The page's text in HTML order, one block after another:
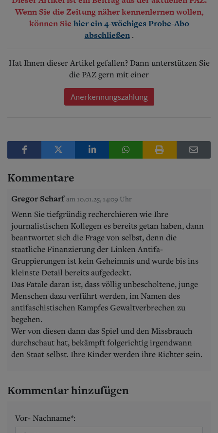
Wenn Sie die Zeitung näher kennenlernen wollen,
können Sie hier ein 4-wöchiges Probe-Abo
abschließen .
Hat Ihnen dieser Artikel gefallen? Dann unterstützen Sie
die PAZ gern mit einer
Anerkennungszahlung
Kommentare
Gregor Scharf am 10.01.25, 14:09 Uhr
Wenn Sie tiefgründig recherchieren wie Ihre
journalistischen Kollegen es bereits getan haben, dann
beantwortet sich die Frage von selbst, denn die
staatliche Finanzierung der Linken Antifa-
Gruppierungen ist kein Geheimnis und wurde bis ins
kleinste Detail bereits aufgedeckt.
Das Fatale daran ist, dass völlig unbescholtene, junge
Menschen dazu verführt werden, im Namen des
antifaschistischen Kampfes Gewaltverbrechen zu
begehen.
Wer von diesen dann das Spiel und den Missbrauch
durchschaut hat, bekämpft folgerichtig irgendwann
den Staat selbst. Ihre Kinder werden ihre Richter sein.
Kommentar hinzufügen
Vor- Nachname*: